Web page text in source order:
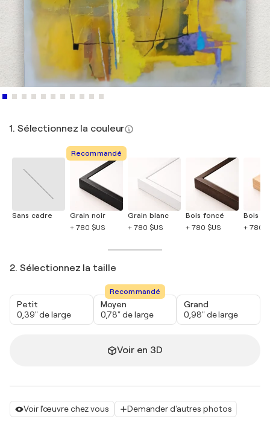
Voir l'œuvre chez vous Demander d'autres photos
1. Sélectionnez la couleur
Sans cadre
Recommandé
Grain noir
+ 780 $US
Grain blanc
+ 780 $US
Bois foncé
+ 780 $US
Bois
+ 780
2. Sélectionnez la taille
Petit
0,39" de large
Recommandé
Moyen
0,78" de large
Grand
0,98" de large
Voir en 3D